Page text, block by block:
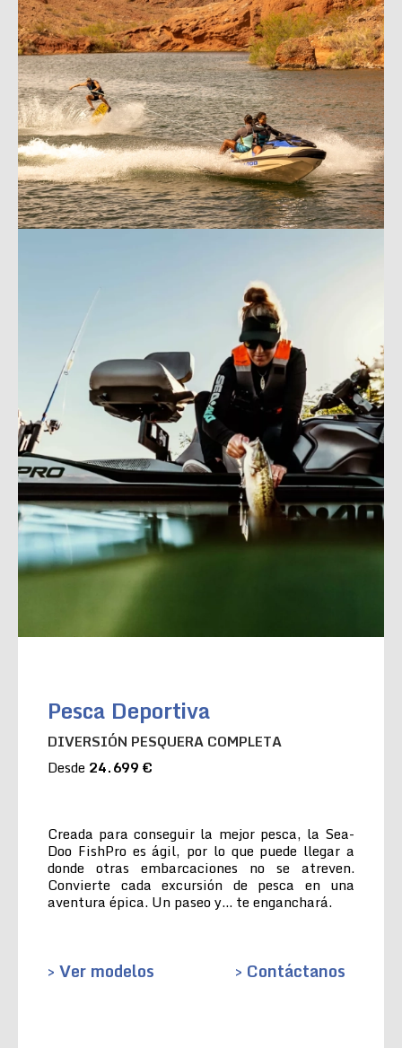
Pesca Deportiva
DIVERSIÓN PESQUERA COMPLETA
Desde 24.699 €
Creada para conseguir la mejor pesca, la Sea-
Doo FishPro es ágil, por lo que puede llegar a
donde otras embarcaciones no se atreven.
Convierte cada excursión de pesca en una
aventura épica. Un paseo y… te enganchará.
> Ver modelos > Contáctanos